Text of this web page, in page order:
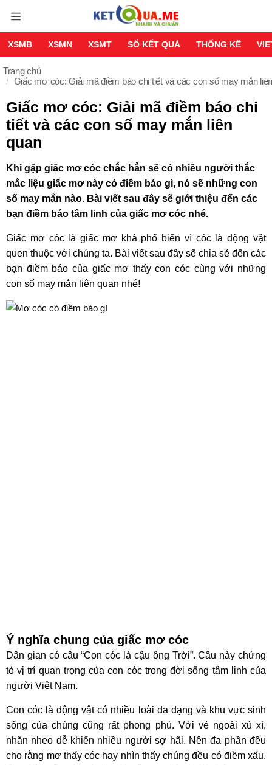
XSMB XSMN XSMT SỔ KẾT QUẢ THỐNG KÊ
Trang chủ
Giấc mơ cóc: Giải mã điềm báo chi tiết và các con số may mắn
Giấc mơ cóc: Giải mã điềm báo chi
tiết và các con số may mắn liên
quan
Khi gặp giấc mơ cóc chắc hẳn sẽ có nhiều người thắc
mắc liệu giấc mơ này có điềm báo gì, nó sẽ những con
số may mắn nào. Bài viết sau đây sẽ giới thiệu đến các
bạn điềm báo tâm linh của giấc mơ cóc nhé.
Giấc mơ cóc là giấc mơ khá phổ biến vì cóc là động vật
quen thuộc với chúng ta. Bài viết sau đây sẽ chia sẻ đến các
bạn điềm báo của giấc mơ thấy con cóc cùng với những
con số may mắn liên quan nhé!
Ý nghĩa chung của giấc mơ cóc
Dân gian có câu “Con cóc là cậu ông Trời”. Câu này chứng
tỏ vị trí quan trọng của con cóc trong đời sống tâm linh của
người Việt Nam.
Con cóc là động vật có nhiều loài đa dạng và khu vực sinh
sống của chúng cũng rất phong phú. Với vẻ ngoài xù xì,
nhăn nheo dễ khiến nhiều người sợ hãi. Nên đa phần đều
cho rằng mơ thấy cóc hay nhìn thấy chúng đều có điềm xấu.